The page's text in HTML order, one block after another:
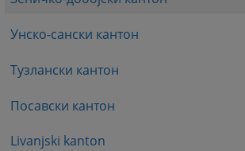
Унско-сански кантон
Тузлански кантон
Посавски кантон
Livanjski kanton